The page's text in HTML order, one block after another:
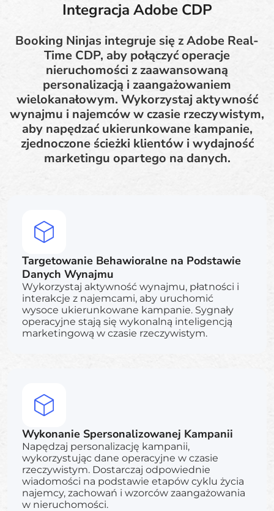
Integracja Adobe CDP
Booking Ninjas integruje się z Adobe Real-
Time CDP, aby połączyć operacje
nieruchomości z zaawansowaną
personalizacją i zaangażowaniem
wielokanałowym. Wykorzystaj aktywność
wynajmu i najemców w czasie rzeczywistym,
aby napędzać ukierunkowane kampanie,
zjednoczone ścieżki klientów i wydajność
marketingu opartego na danych.
Targetowanie Behawioralne na Podstawie
Danych Wynajmu
Wykorzystaj aktywność wynajmu, płatności i
interakcje z najemcami, aby uruchomić
wysoce ukierunkowane kampanie. Sygnały
operacyjne stają się wykonalną inteligencją
marketingową w czasie rzeczywistym.
Wykonanie Spersonalizowanej Kampanii
Napędzaj personalizację kampanii,
wykorzystując dane operacyjne w czasie
rzeczywistym. Dostarczaj odpowiednie
wiadomości na podstawie etapów cyklu życia
najemcy, zachowań i wzorców zaangażowania
w nieruchomości.